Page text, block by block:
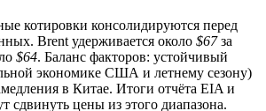
котировки консолидируются перед
Brent удерживается около $67за
$64. Баланс факторов: устойчивый
экономике США и летнему сезону)
в Китае. Итоги отчёта EIA и
сдвинуть цены из этого диапазона.